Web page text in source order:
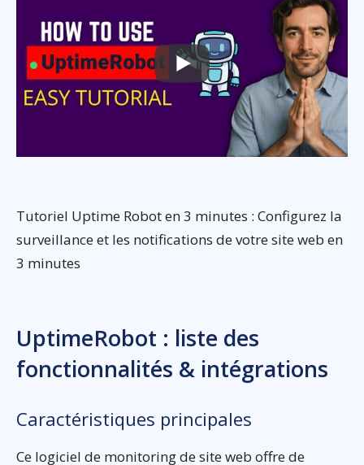
Tutoriel Uptime Robot en 3 minutes : Configurez la
surveillance et les notifications de votre site web en
3 minutes
UptimeRobot : liste des
fonctionnalités & intégrations
Caractéristiques principales
Ce logiciel de monitoring de site web offre de